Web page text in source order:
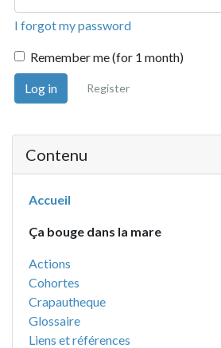
I forgot my password
Remember me (for 1 month)
Log in Register
Contenu
Accueil
Ça bouge dans la mare
Actions
Cohortes
Crapautheque
Glossaire
Liens et références